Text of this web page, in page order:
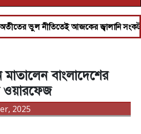
আজকের জ্বালানি সংকট: প্রধানমন্ত্রী
মাতালেন বাংলাদেশের
ওয়ারফেজ
2025